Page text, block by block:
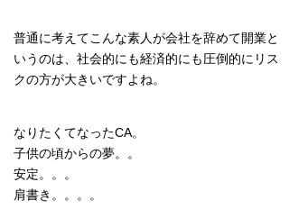
普通に考えてこんな素人が会社を辞めて開業と
いうのは、社会的にも経済的にも圧倒的にリス
クの方が大きいですよね。
なりたくてなったCA。
子供の頃からの夢。。
安定。。。
肩書き。。。。